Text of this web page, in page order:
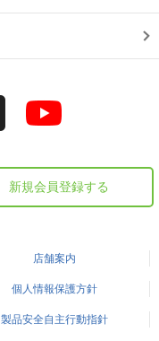
新規会員登録する
店舗案内
個人情報保護方針
製品安全自主行動指針